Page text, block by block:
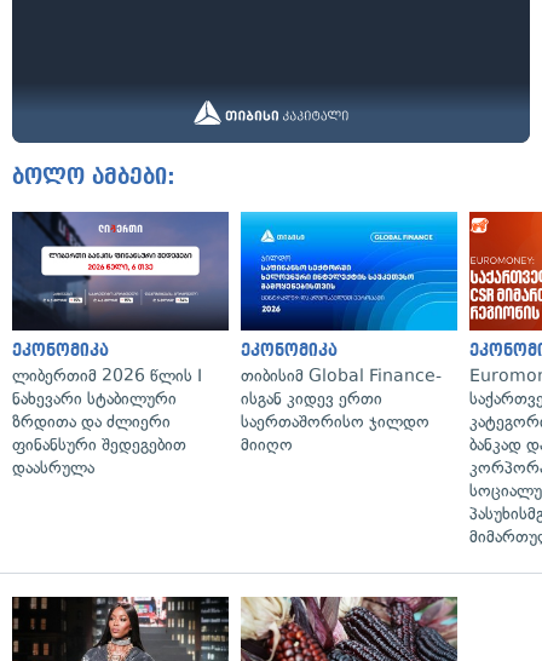
ბოლო ამბები:
ეკონომიკა
ლიბერთიმ 2026 წლის I
ნახევარი სტაბილური
ზრდითა და ძლიერი
ფინანსური შედეგებით
დაასრულა
ეკონომიკა
თიბისიმ Global Finance-
ისგან კიდევ ერთი
საერთაშორისო ჯილდო
მიიღო
ბანკად